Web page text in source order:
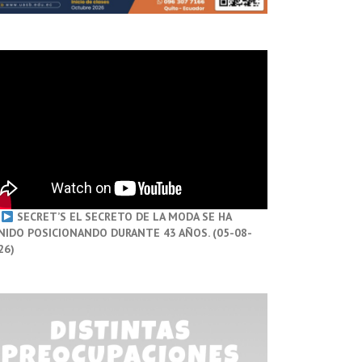
SECRET’S EL SECRETO DE LA MODA SE HA
POSICIONANDO DURANTE 43 AÑOS. (05-08-